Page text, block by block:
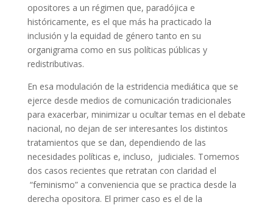
opositores a un régimen que, paradójica e
históricamente, es el que más ha practicado la
inclusión y la equidad de género tanto en su
organigrama como en sus políticas públicas y
redistributivas.
En esa modulación de la estridencia mediática que se
ejerce desde medios de comunicación tradicionales
para exacerbar, minimizar u ocultar temas en el debate
nacional, no dejan de ser interesantes los distintos
tratamientos que se dan, dependiendo de las
necesidades políticas e, incluso, judiciales. Tomemos
dos casos recientes que retratan con claridad el
“feminismo” a conveniencia que se practica desde la
derecha opositora. El primer caso es el de la